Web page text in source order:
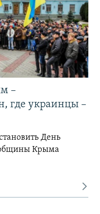
–
где украинцы –
День
Крыма